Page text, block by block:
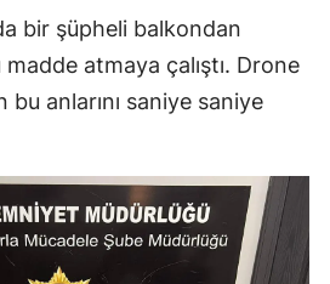
bir şüpheli balkondan
atmaya çalıştı. Drone
bu anlarını saniye saniye